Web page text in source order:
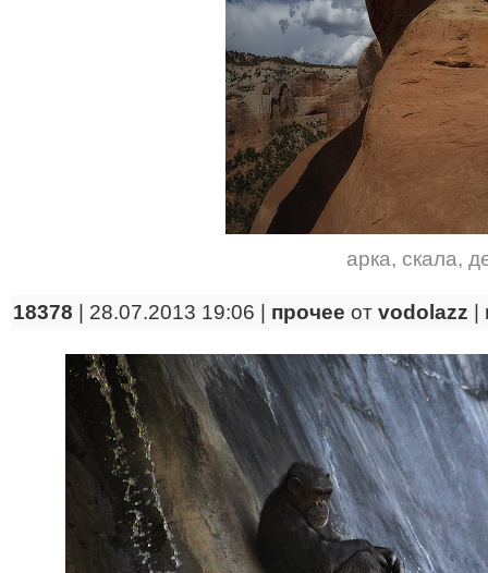
арка, скала,
18378 | 28.07.2013 19:06 | прочее от vodolazz